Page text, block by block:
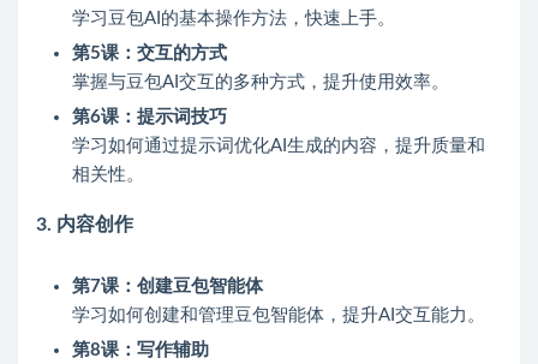
学习豆包AI的基本操作方法，快速上手。
第5课：交互的方式
掌握与豆包AI交互的多种方式，提升使用效率。
第6课：提示词技巧
学习如何通过提示词优化AI生成的内容，提升质量和
相关性。
3. 内容创作
第7课：创建豆包智能体
学习如何创建和管理豆包智能体，提升AI交互能力。
第8课：写作辅助